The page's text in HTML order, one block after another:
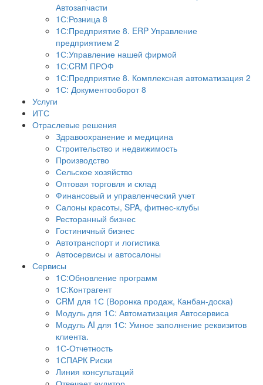
Автозапчасти
1С:Розница 8
1С:Предприятие 8. ERP Управление
предприятием 2
1С:Управление нашей фирмой
1С:CRM ПРОФ
1С:Предприятие 8. Комплексная автоматизация 2
1С: Документооборот 8
Услуги
ИТС
Отраслевые решения
Здравоохранение и медицина
Строительство и недвижимость
Производство
Сельское хозяйство
Оптовая торговля и склад
Финансовый и управленческий учет
Салоны красоты, SPA, фитнес-клубы
Ресторанный бизнес
Гостиничный бизнес
Автотранспорт и логистика
Автосервисы и автосалоны
Сервисы
1С:Обновление программ
1С:Контрагент
CRM для 1С (Воронка продаж, Канбан-доска)
Модуль для 1С: Автоматизация Автосервиса
Модуль AI для 1С: Умное заполнение реквизитов
клиента.
1С-Отчетность
1СПАРК Риски
Линия консультаций